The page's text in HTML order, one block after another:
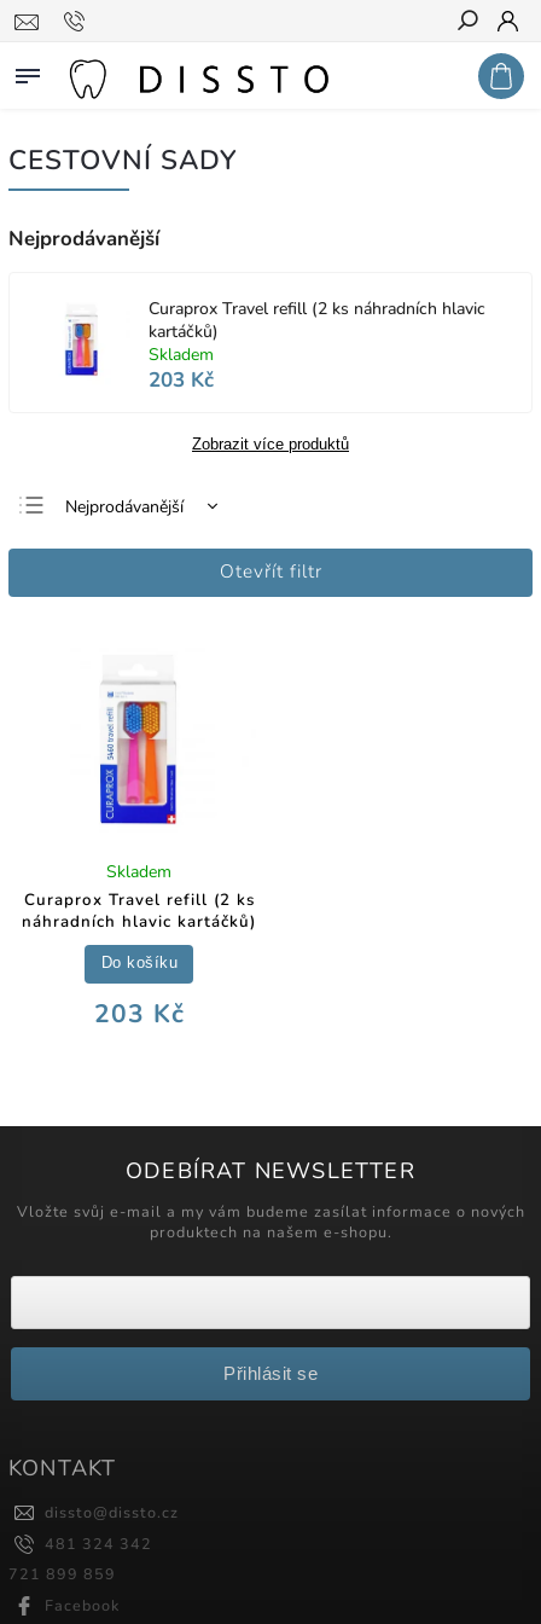
Hledat
CESTOVNÍ SADY
Nejprodávanější
Curaprox Travel refill (2 ks náhradních hlavic
kartáčků)
Skladem
203 Kč
Zobrazit více produktů
Nejprodávanější
Nejlevnější
Otevřít filtr
Curaprox Travel refill (2 ks
náhradních hlavic kartáčků)
Skladem
203 Kč
Do košíku
ODEBÍRAT NEWSLETTER
Vložte svůj e-mail a my vám budeme zasílat informace o nových
produktech na našem e-shopu.
Přihlásit se
KONTAKT
dissto@dissto.cz
481 324 342
721 899 859
Facebook